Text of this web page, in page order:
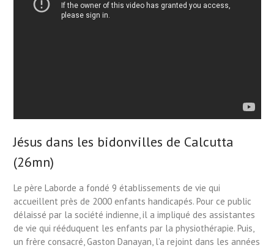
Jésus dans les bidonvilles de Calcutta
(26mn)
Le père Laborde a fondé 9 établissements de vie qui
accueillent près de 2000 enfants handicapés. Pour ce public
délaissé par la société indienne, il a impliqué des assistantes
de vie qui rééduquent les enfants par la physiothérapie. Puis,
un frère consacré, Gaston Danayan, l’a rejoint dans les années